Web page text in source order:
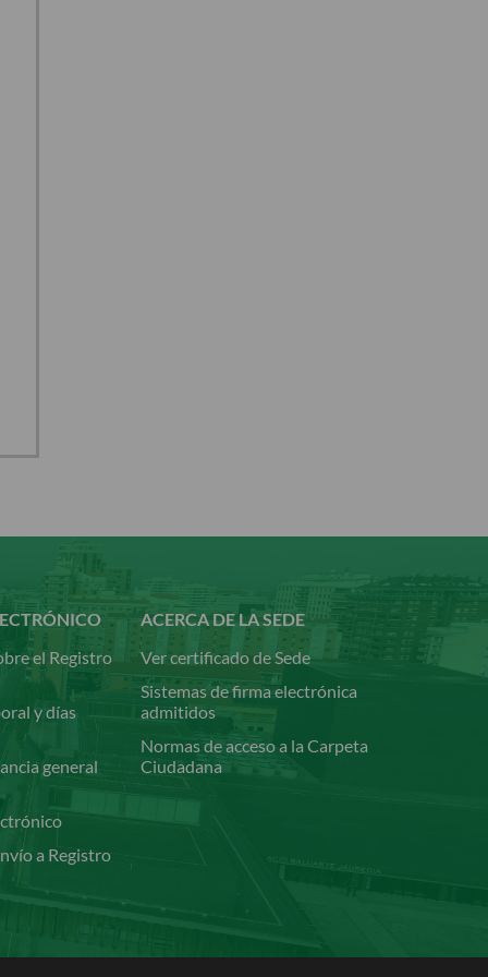
el Registro
y días
general
a Registro
ACERCA DE LA SEDE
Ver certificado de Sede
Sistemas de firma electrónica
admitidos
Normas de acceso a la Carpeta
Ciudadana